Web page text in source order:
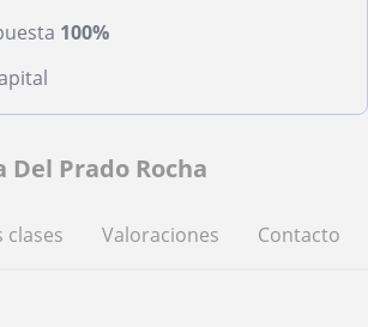
100%
Prado Rocha
clases Valoraciones Contacto